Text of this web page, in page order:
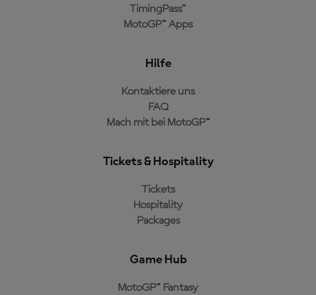
TimingPass™
MotoGP™ Apps
Hilfe
Kontaktiere uns
FAQ
Mach mit bei MotoGP™
Tickets & Hospitality
Tickets
Hospitality
Packages
Game Hub
MotoGP™ Fantasy